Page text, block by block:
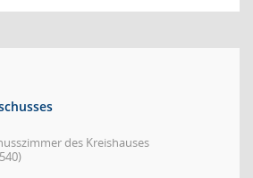
des Kreishauses